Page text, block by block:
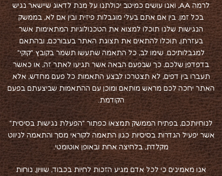
לרמה AA, ואנו עושים כמיטב יכולתנו על מנת לדאוג שיישאר נגיש
בכל זמן. בין אם אתם בעלי מוגבלות פיזית ובין אם לא, בממשק
הנגישות שלנו תוכלו למצוא את הטכנולוגיות המתאימות אשר
בעזרתן, תוכלו להתאים את תצוגת האתר בעבורכם, ובהתאם
למגבלותיכם. שימו לב, כל התאמה שתעשו תשמר בקובץ "קוקי"
בדפדפן שלכם, כך שבפעם הבאה אשר תגיעו לאתר זה, או כאשר
תעברו בין דפים, לא תצטרכו לבצע התאמות כל פעם מחדש, אלא
האתר יחכה לכם מראש מותאם ומוכן עם ההתאמות שביצעתם בפעם
הקודמת.
לנוחיותכם, בפתיח הממשק תמצאו כפתור "הפעלת נגישות בסיסית"
אשר יפעיל הגדרות בסיסיות כגון התאמה לקוראי מסך והתאמה לניווט
מקלדת, בלחיצה אחת ובאופן אוטומטי.
אנו מאמינים כי לכל אדם מגיע הזכות לחיות בכבוד, שוויון, נוחות